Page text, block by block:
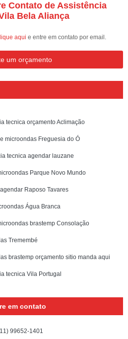
Contato de Assistência
Bela Aliança
aqui e entre em contato por email.
um orçamento
tecnica orçamento Aclimação
microondas Freguesia do Ó
tecnica agendar lauzane
Parque Novo Mundo
Raposo Tavares
Água Branca
brastemp Consolação
Tremembé
brastemp orçamento sitio manda aqui
tecnica Vila Portugal
em contato
99652-1401